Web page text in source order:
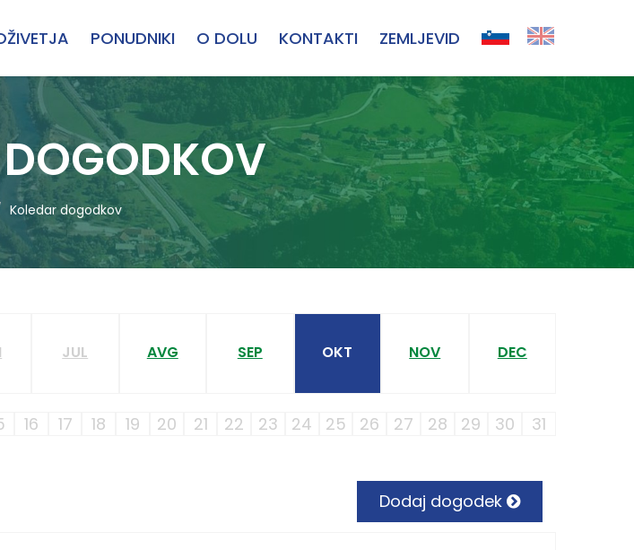
PONUDNIKI O DOLU KONTAKTI ZEMLJEVID
Koledar dogodkov
JUL AVG SEP OKT NOV DEC
16 17 18 19 20 21 22 23 24 25 26 27 28 29 30 31
Dodaj dogodek